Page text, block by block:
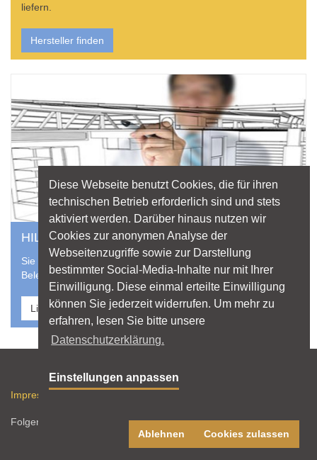
liefern.
Hersteller finden
HILFE VOM PROFI
Sie suchen einen professionellen Lichtplaner für Ihr
Beleuchtungsprojekt? Nutzen Sie die Datenbank von licht.de
Lichtplaner finden
Impressum
Folgen Sie licht.de:
Diese Webseite benutzt Cookies, die für ihren
technischen Betrieb erforderlich sind und stets
aktiviert werden. Darüber hinaus nutzen wir
Cookies zur anonymen Analyse der
Webseitenzugriffe sowie zur Darstellung
bestimmter Social-Media-Inhalte nur mit Ihrer
Einwilligung. Diese einmal erteilte Einwilligung
können Sie jederzeit widerrufen. Um mehr zu
erfahren, lesen Sie bitte unsere
Datenschutzerklärung.
Einstellungen anpassen
Cookies zulassen
Ablehnen